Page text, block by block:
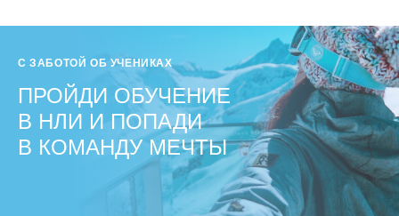
С ЗАБОТОЙ ОБ УЧЕНИКАХ
ПРОЙДИ ОБУЧЕНИЕ
В НЛИ И ПОПАДИ
В КОМАНДУ МЕЧТЫ